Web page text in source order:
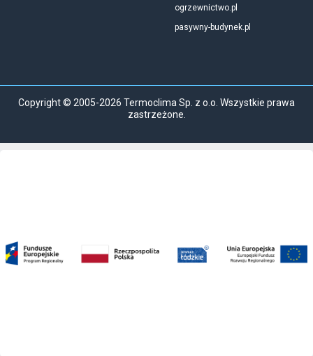
ogrzewnictwo.pl
pasywny-budynek.pl
Copyright © 2005-2026 Termoclima Sp. z o.o. Wszystkie prawa
zastrzeżone.